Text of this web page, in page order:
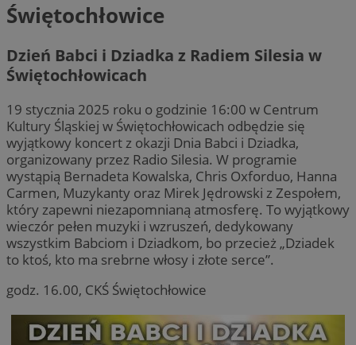
Świętochłowice
Dzień Babci i Dziadka z Radiem Silesia w
Świętochłowicach
19 stycznia 2025 roku o godzinie 16:00 w Centrum
Kultury Śląskiej w Świętochłowicach odbędzie się
wyjątkowy koncert z okazji Dnia Babci i Dziadka,
organizowany przez Radio Silesia. W programie
wystąpią Bernadeta Kowalska, Chris Oxforduo, Hanna
Carmen, Muzykanty oraz Mirek Jędrowski z Zespołem,
który zapewni niezapomnianą atmosferę. To wyjątkowy
wieczór pełen muzyki i wzruszeń, dedykowany
wszystkim Babciom i Dziadkom, bo przecież „Dziadek
to ktoś, kto ma srebrne włosy i złote serce”.
godz. 16.00, CKŚ Świętochłowice